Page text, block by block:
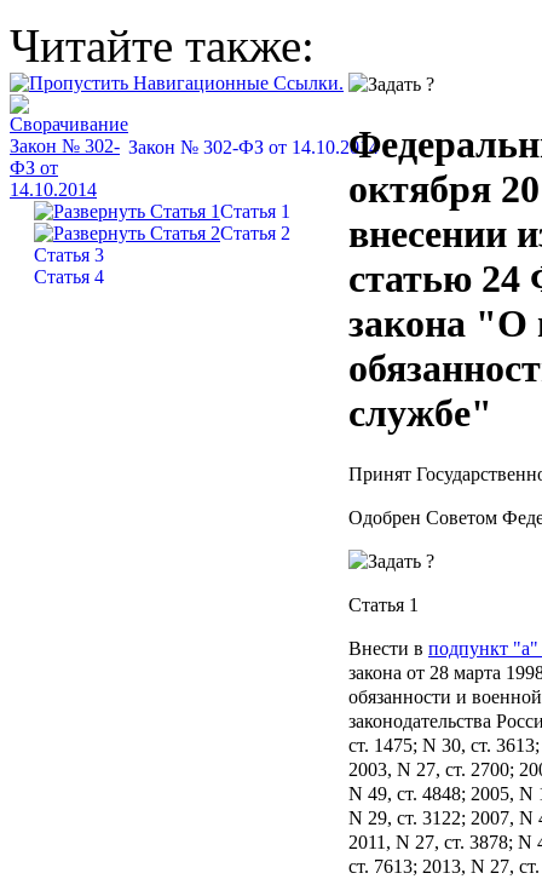
Читайте также:
Закон № 302-ФЗ от 14.10.2014
Статья 1
Статья 2
Статья 3
Статья 4
октября
внесении
статью 24
закона "О
службе"
Принят
Одобрен Советом
Статья 1
Внести в подпункт "а"
закона от 28 марта
обязанности и
законодательства
ст. 1475; N 30, ст.
2003, N 27, ст. 2700;
N 49, ст. 4848; 2005, N
N 29, ст. 3122; 2007, N
2011, N 27, ст. 3878; N
ст. 7613; 2013, N 27,